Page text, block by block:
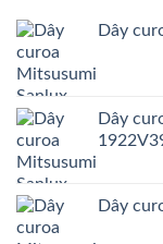
Dây
Dây
Dây